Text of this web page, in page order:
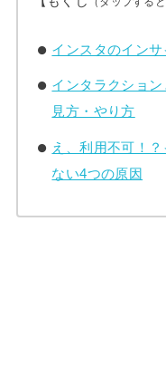
インスタのイン
インタラクショ
見方・やり方
え、利用不可！
ない4つの原因